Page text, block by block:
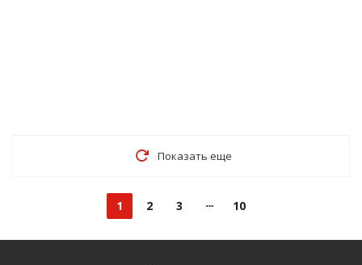
Показать еще
1 2 3 10